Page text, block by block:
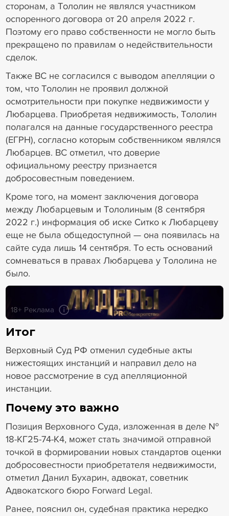
сторонам, а Тололин не являлся участником
оспоренного договора от 20 апреля 2022 г.
Поэтому его право собственности не могло быть
прекращено по правилам о недействительности
сделок.
Также ВС не согласился с выводом апелляции о
том, что Тололин не проявил должной
осмотрительности при покупке недвижимости у
Любарцева. Приобретая недвижимость, Тололин
полагался на данные государственного реестра
(ЕГРН), согласно которым собственником являлся
Любарцев. ВС отметил, что доверие
официальному реестру признается
добросовестным поведением.
Кроме того, на момент заключения договора
между Любарцевым и Тололиным (8 сентября
2022 г.) информация об иске Ситко к Любарцеву
еще не была общедоступной — она появилась на
сайте суда лишь 14 сентября. То есть оснований
сомневаться в правах Любарцева у Тололина не
было.
18+ Реклама
Итог
Верховный Суд РФ отменил судебные акты
нижестоящих инстанций и направил дело на
новое рассмотрение в суд апелляционной
инстанции.
Почему это важно
Позиция Верховного Суда, изложенная в деле №
18-КГ25-74-К4, может стать значимой отправной
точкой в формировании новых стандартов оценки
добросовестности приобретателя недвижимости,
отметил Данил Бухарин, адвокат, советник
Адвокатского бюро Forward Legal.
Ранее, пояснил он, судебная практика нередко